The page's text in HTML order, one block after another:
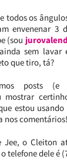
todos os
envenenar 3
(sou
sem lavar
que tiro, tá?
posts
mostrar
estou
nos comentários!
Jee, o Cleiton
telefone dele é